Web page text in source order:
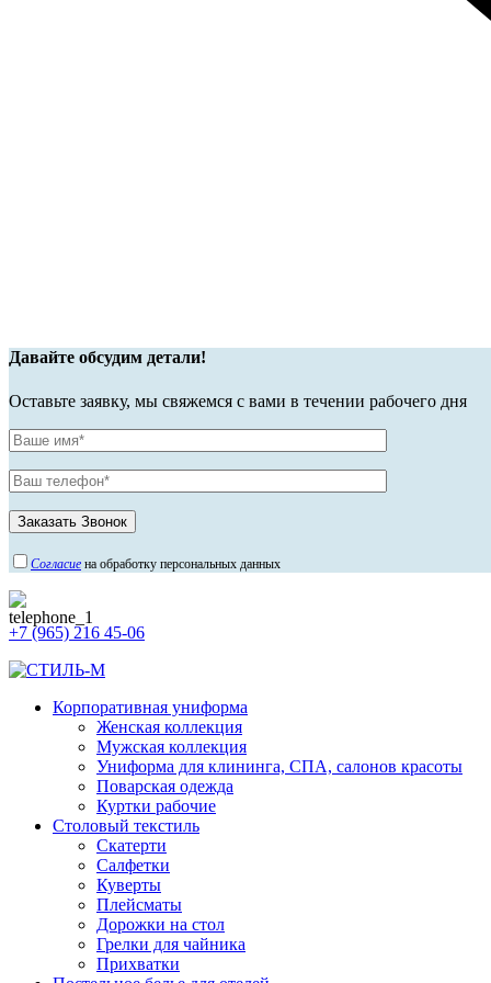
Давайте обсудим детали!
Оставьте заявку, мы свяжемся с вами в течении рабочего дня
Согласие на обработку персональных данных
+7 (965) 216 45-06
Корпоративная униформа
Женская коллекция
Мужская коллекция
Униформа для клининга, СПА, салонов красоты
Поварская одежда
Куртки рабочие
Столовый текстиль
Скатерти
Салфетки
Куверты
Плейсматы
Дорожки на стол
Грелки для чайника
Прихватки